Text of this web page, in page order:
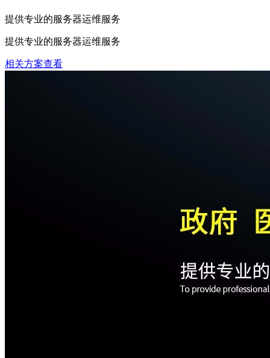
提供专业的服务器运维服务
提供专业的服务器运维服务
相关方案查看